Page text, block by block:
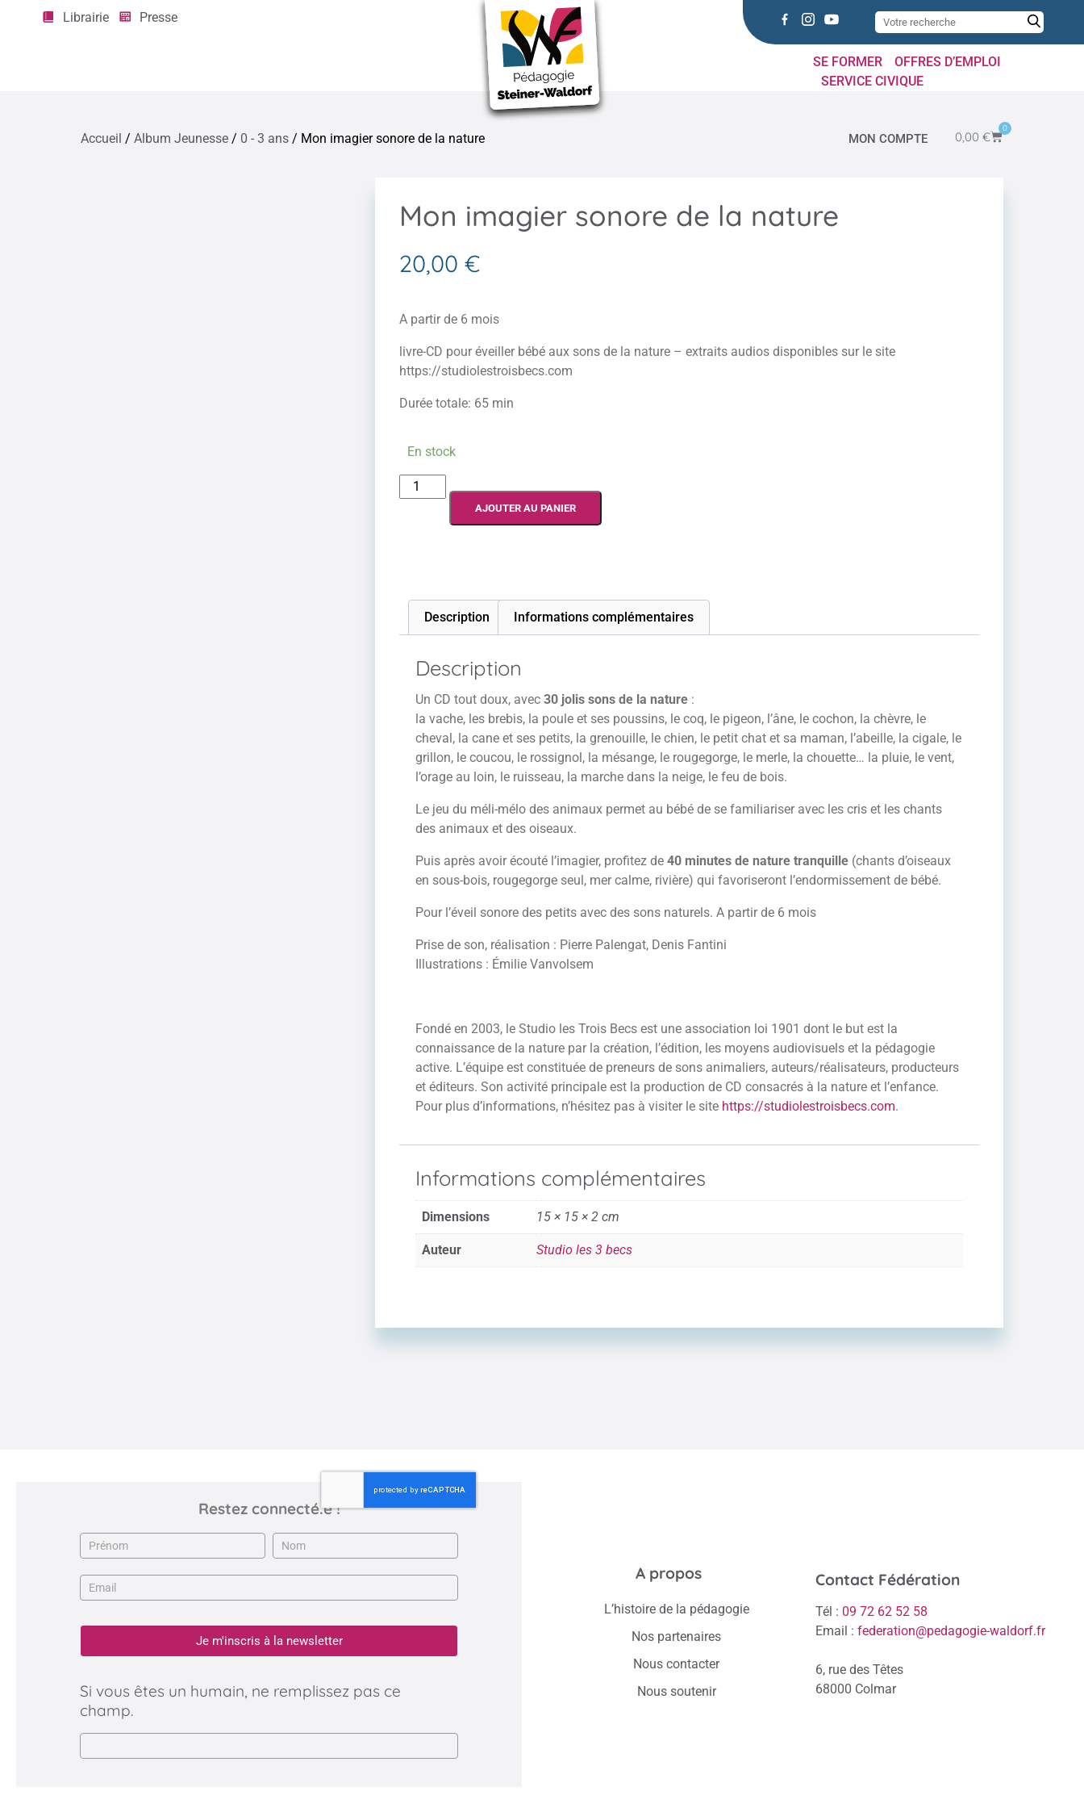
SE FORMER
OFFRES D’EMPLOI
SERVICE CIVIQUE
Librairie Presse
Accueil / Album Jeunesse / 0 - 3 ans / Mon imagier sonore de la nature MON COMPTE 0,00€
0
Mon imagier sonore de la nature
20,00 €
A partir de 6 mois
livre-CD pour éveiller bébé aux sons de la nature – extraits audios disponibles sur le site
https://studiolestroisbecs.com
Durée totale: 65 min
En stock
AJOUTER AU PANIER
Description Informations complémentaires
Description
Un CD tout doux, avec 30 jolis sons de la nature:
la vache, les brebis, la poule et ses poussins, le coq, le pigeon, l’âne, le cochon, la chèvre, le
cheval, la cane et ses petits, la grenouille, le chien, le petit chat et sa maman, l’abeille, la cigale, le
grillon, le coucou, le rossignol, la mésange, le rougegorge, le merle, la chouette… la pluie, le vent,
l’orage au loin, le ruisseau, la marche dans la neige, le feu de bois.
Le jeu du méli-mélo des animaux permet au bébé de se familiariser avec les cris et les chants
des animaux et des oiseaux.
Puis après avoir écouté l’imagier, profitez de 40 minutes de nature tranquille(chants d’oiseaux
en sous-bois, rougegorge seul, mer calme, rivière) qui favoriseront l’endormissement de bébé.
Pour l’éveil sonore des petits avec des sons naturels. A partir de 6 mois
Prise de son, réalisation : Pierre Palengat, Denis Fantini
Illustrations : Émilie Vanvolsem
Fondé en 2003, le Studio les Trois Becs est une association loi 1901 dont le but est la
connaissance de la nature par la création, l’édition, les moyens audiovisuels et la pédagogie
active. L’équipe est constituée de preneurs de sons animaliers, auteurs/réalisateurs, producteurs
et éditeurs. Son activité principale est la production de CD consacrés à la nature et l’enfance.
Pour plus d’informations, n’hésitez pas à visiter le site https://studiolestroisbecs.com.
Informations complémentaires
Dimensions 15 × 15 × 2 cm
Auteur Studio les 3 becs
Restez connecté.e !
Newsletter
Je m'inscris à la newsletter
Si vous êtes un humain, ne remplissez pas ce
champ.
A propos
L’histoire de la pédagogie
Nos partenaires
Nous contacter
Nous soutenir
Contact Fédération
Tél : 09 72 62 52 58
Email : federation@pedagogie-waldorf.fr
6, rue des Têtes
68000 Colmar